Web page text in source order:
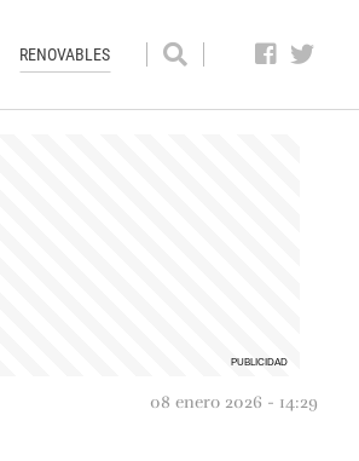
RENOVABLES
08 enero 2026 - 14:29